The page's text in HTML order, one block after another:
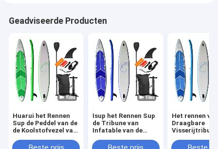
Geadviseerde Producten
Huarui het Rennen
Sup de Peddel van de
de Koolstofvezel van
voor Watersporten
Isup het Rennen Sup
de Tribune van
Infatable van de
Peddel
Het rennen
Draagbare
Visserijtribune
Surfplank van